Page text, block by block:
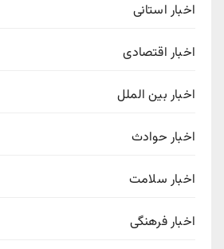
اخبار استانی
اخبار اقتصادی
اخبار بین الملل
اخبار حوادث
اخبار سلامت
اخبار فرهنگی